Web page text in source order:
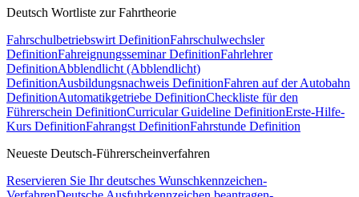
Deutsch Wortliste zur Fahrtheorie
Fahrschulbetriebswirt DefinitionFahrschulwechsler
DefinitionFahreignungsseminar DefinitionFahrlehrer
DefinitionAbblendlicht (Abblendlicht)
DefinitionAusbildungsnachweis DefinitionFahren auf der Autobahn
DefinitionAutomatikgetriebe DefinitionCheckliste für den
Führerschein DefinitionCurricular Guideline DefinitionErste-Hilfe-
Kurs DefinitionFahrangst DefinitionFahrstunde Definition
Neueste Deutsch-Führerscheinverfahren
Reservieren Sie Ihr deutsches Wunschkennzeichen-